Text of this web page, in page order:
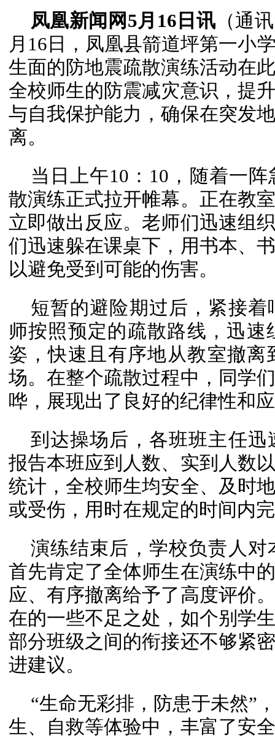
凤凰新闻网5月16日讯 （通
月16日，凤凰县箭道坪第一小
生面的防地震疏散演练活动在
全校师生的防震减灾意识，提
与自我保护能力，确保在突发
离。
当日上午10：10，随着一
散演练正式拉开帷幕。正在教
立即做出反应。老师们迅速组
们迅速躲在课桌下，用书本、
以避免受到可能的伤害。
短暂的避险期过后，紧接
师按照预定的疏散路线，迅
姿，快速且有序地从教室撤
场。在整个疏散过程中，同学
哗，展现出了良好的纪律性和
到达操场后，各班班主任
报告本班应到人数、实到人数
统计，全校师生均安全、及时
或受伤，用时在规定的时间内
演练结束后，学校负责人
首先肯定了全体师生在演练中
应、有序撤离给予了高度评价
在的一些不足之处，如个别学
部分班级之间的衔接还不够紧
进建议。
“生命无彩排，防患于未然”
生、自救等体验中，丰富了安